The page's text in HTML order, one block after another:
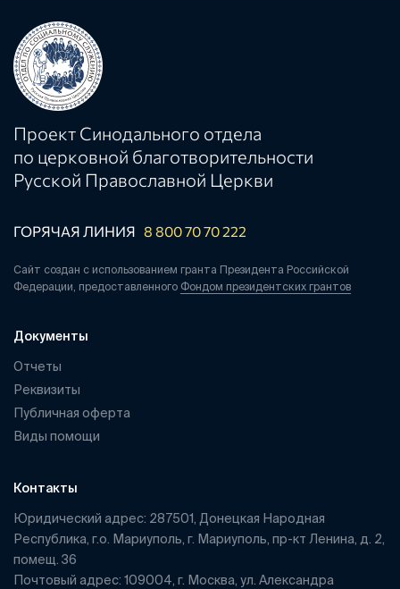
Проект Синодального отдела
по церковной благотворительности
Русской Православной Церкви
ГОРЯЧАЯ ЛИНИЯ 8 800 70 70 222
Сайт создан с использованием гранта Президента Российской
Федерации, предоставленного Фондом президентских грантов
Документы
Отчеты
Реквизиты
Публичная оферта
Виды помощи
Контакты
Юридический адрес: 287501, Донецкая Народная
Республика, г.о. Мариуполь, г. Мариуполь, пр-кт Ленина, д. 2,
помещ. 36
Почтовый адрес: 109004, г. Москва, ул. Александра